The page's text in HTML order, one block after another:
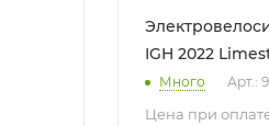
IGH 2022
Много Арт.:
Цена при